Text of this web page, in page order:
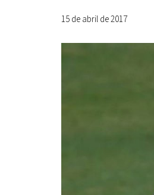
15 de abril de 2017